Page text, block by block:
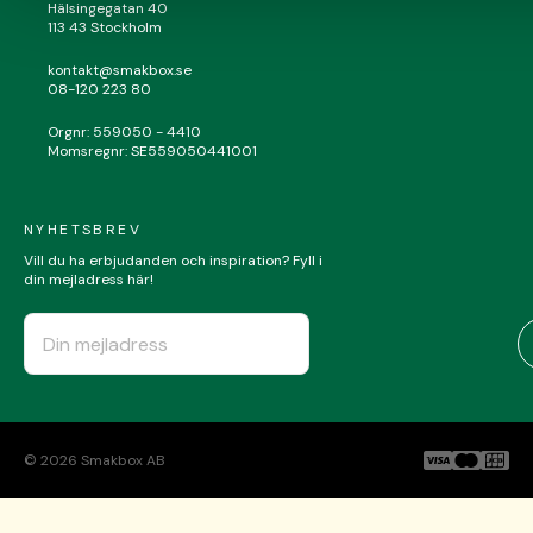
Hälsingegatan 40
113 43 Stockholm
kontakt@smakbox.se
08-120 223 80
Orgnr: 559050 - 4410
Momsregnr: SE559050441001
NYHETSBREV
Vill du ha erbjudanden och inspiration? Fyll i
din mejladress här!
© 2026 Smakbox AB